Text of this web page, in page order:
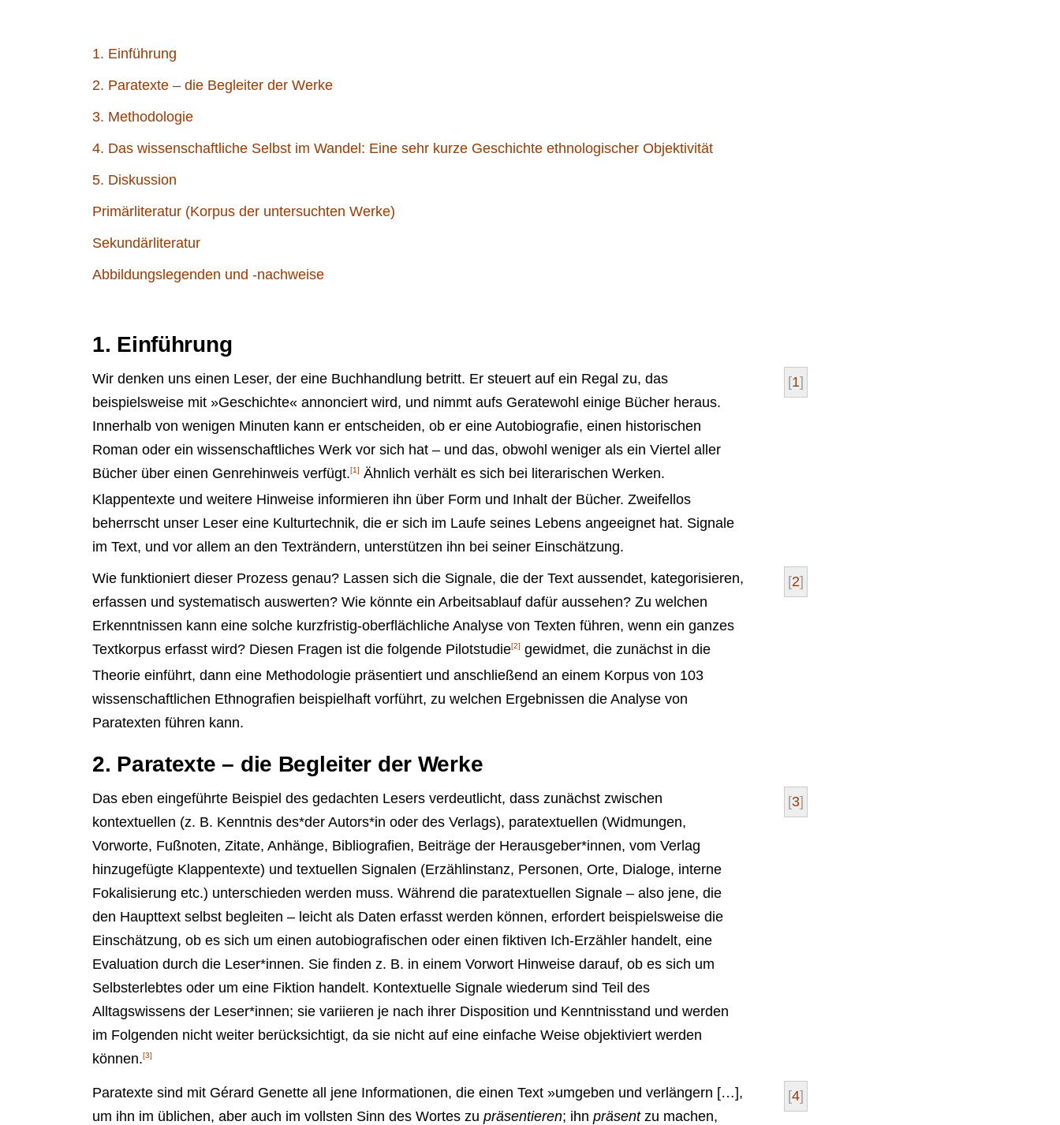
1. Einführung
2. Paratexte – die Begleiter der Werke
3. Methodologie
4. Das wissenschaftliche Selbst im Wandel: Eine sehr kurze Geschichte ethnologischer Objektivität
5. Diskussion
Primärliteratur (Korpus der untersuchten Werke)
Sekundärliteratur
Abbildungslegenden und -nachweise
1. Einführung
[1]
Wir denken uns einen Leser, der eine Buchhandlung betritt. Er steuert auf ein Regal zu, das
beispielsweise mit »Geschichte« annonciert wird, und nimmt aufs Geratewohl einige Bücher heraus.
Innerhalb von wenigen Minuten kann er entscheiden, ob er eine Autobiografie, einen historischen
Roman oder ein wissenschaftliches Werk vor sich hat – und das, obwohl weniger als ein Viertel aller
Bücher über einen Genrehinweis verfügt.[1] Ähnlich verhält es sich bei literarischen Werken.
Klappentexte und weitere Hinweise informieren ihn über Form und Inhalt der Bücher. Zweifellos
beherrscht unser Leser eine Kulturtechnik, die er sich im Laufe seines Lebens angeeignet hat. Signale
im Text, und vor allem an den Texträndern, unterstützen ihn bei seiner Einschätzung.
[2]
Wie funktioniert dieser Prozess genau? Lassen sich die Signale, die der Text aussendet, kategorisieren,
erfassen und systematisch auswerten? Wie könnte ein Arbeitsablauf dafür aussehen? Zu welchen
Erkenntnissen kann eine solche kurzfristig-oberflächliche Analyse von Texten führen, wenn ein ganzes
Textkorpus erfasst wird? Diesen Fragen ist die folgende Pilotstudie[2] gewidmet, die zunächst in die
Theorie einführt, dann eine Methodologie präsentiert und anschließend an einem Korpus von 103
wissenschaftlichen Ethnografien beispielhaft vorführt, zu welchen Ergebnissen die Analyse von
Paratexten führen kann.
2. Paratexte – die Begleiter der Werke
[3]
Das eben eingeführte Beispiel des gedachten Lesers verdeutlicht, dass zunächst zwischen
kontextuellen (z. B. Kenntnis des*der Autors*in oder des Verlags), paratextuellen (Widmungen,
Vorworte, Fußnoten, Zitate, Anhänge, Bibliografien, Beiträge der Herausgeber*innen, vom Verlag
hinzugefügte Klappentexte) und textuellen Signalen (Erzählinstanz, Personen, Orte, Dialoge, interne
Fokalisierung etc.) unterschieden werden muss. Während die paratextuellen Signale – also jene, die
den Haupttext selbst begleiten – leicht als Daten erfasst werden können, erfordert beispielsweise die
Einschätzung, ob es sich um einen autobiografischen oder einen fiktiven Ich-Erzähler handelt, eine
Evaluation durch die Leser*innen. Sie finden z. B. in einem Vorwort Hinweise darauf, ob es sich um
Selbsterlebtes oder um eine Fiktion handelt. Kontextuelle Signale wiederum sind Teil des
Alltagswissens der Leser*innen; sie variieren je nach ihrer Disposition und Kenntnisstand und werden
im Folgenden nicht weiter berücksichtigt, da sie nicht auf eine einfache Weise objektiviert werden
können.[3]
[4]
Paratexte sind mit Gérard Genette all jene Informationen, die einen Text »umgeben und verlängern […],
um ihn im üblichen, aber auch im vollsten Sinn des Wortes zu präsentieren; ihn präsentzu machen,